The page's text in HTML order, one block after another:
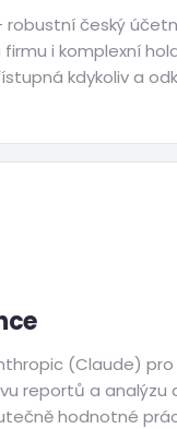
robustní český
i komplexní
kdykoliv a
(Claude)
reportů a analýzu
hodnotné